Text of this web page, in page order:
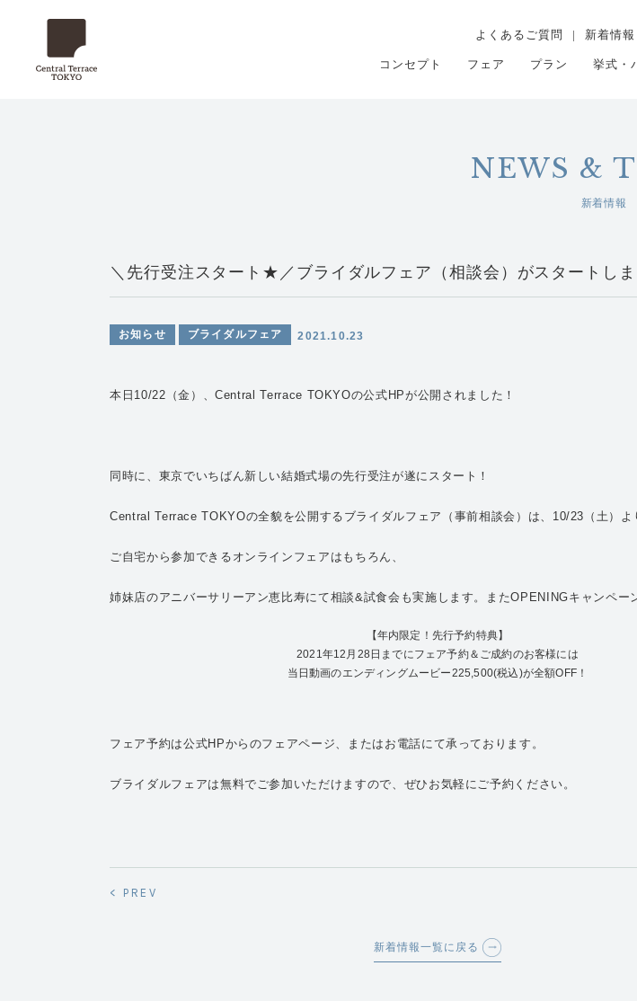
よくあるご質問 新着情報
コンセプト フェア プラン 挙式・
NEWS &
新着情報
＼先行受注スタート★／ブライダルフェア（相談会）がスタートしま
お知らせ ブライダルフェア 2021.10.23
本日10/22（金）、Central Terrace TOKYOの公式HPが公開されました！
同時に、東京でいちばん新しい結婚式場の先行受注が遂にスタート！
Central Terrace TOKYOの全貌を公開するブライダルフェア（事前相談会）は、10/23（土）よ
ご自宅から参加できるオンラインフェアはもちろん、
姉妹店のアニバーサリーアン恵比寿にて相談&試食会も実施します。またOPENINGキャンペー
【年内限定！先行予約特典】
2021年12月28日までにフェア予約＆ご成約のお客様には
当日動画のエンディングムービー225,500(税込)が全額OFF！
フェア予約は公式HPからのフェアページ、またはお電話にて承っております。
ブライダルフェアは無料でご参加いただけますので、ぜひお気軽にご予約ください。
< PREV
新着情報一覧に戻る